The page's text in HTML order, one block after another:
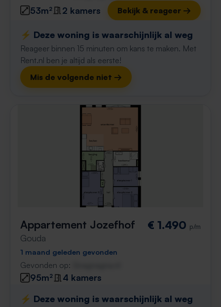
53m² 2 kamers Bekijk & reageer →
⚡️ Deze woning is waarschijnlijk al weg
Reageer binnen 15 minuten om kans te maken. Met
Rent.nl ben je altijd als eerste!
Mis de volgende niet →
Appartement Jozefhof
Gouda
€ 1.490 p/m
1 maand geleden gevonden
Gevonden op:
95m²
4 kamers
⚡️ Deze woning is waarschijnlijk al weg